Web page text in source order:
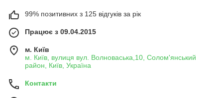
99% позитивних з 125 відгуків за рік
Працює з 09.04.2015
м. Київ
м. Київ, вулиця вул. Волноваська,10, Солом'янський
район, Київ, Україна
Контакти